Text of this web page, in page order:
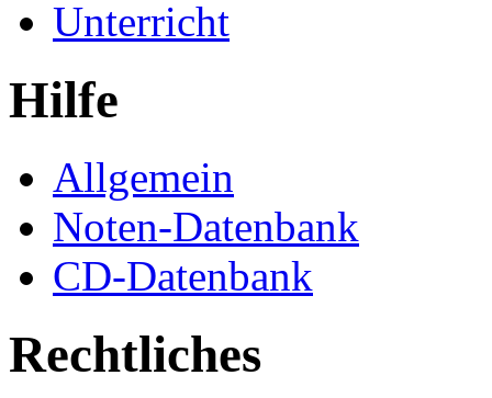
Unterricht
Hilfe
Allgemein
Noten-Datenbank
CD-Datenbank
Rechtliches